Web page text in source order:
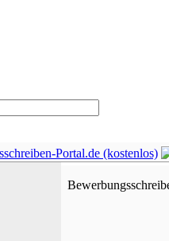
Portal.de (kostenlos)